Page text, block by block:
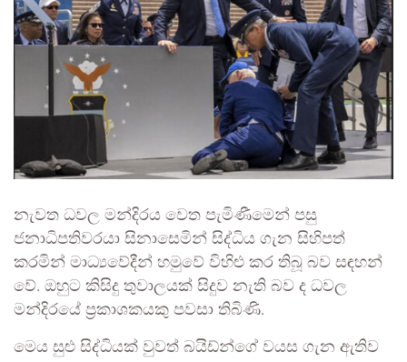
නැවත ධවල මන්දිරය වෙත පැමිණීමෙන් පසු
ජනාධිපතිවරයා සිනාසෙමින් සිද්ධිය ගැන සිහිපත්
කරමින් මාධ්‍යවේදීන් හමුවේ විහිළු කර තිබූ බව සඳහන්
වේ. ඔහුට කිසිදු තුවාලයක් සිදුව නැති බව ද ධවල
මන්දිරයේ ප්‍රකාශකයකු පවසා තිබිණි.
මෙය සුළු සිද්ධියක් වුවත් බයිඩ්න්ගේ වයස ගැන ඇතිව